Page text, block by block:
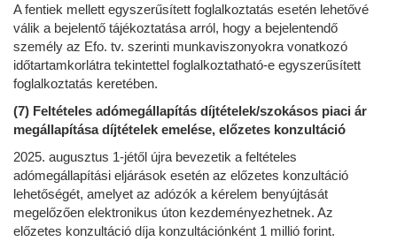
A fentiek mellett egyszerűsített foglalkoztatás esetén lehetővé
válik a bejelentő tájékoztatása arról, hogy a bejelentendő
személy az Efo. tv. szerinti munkaviszonyokra vonatkozó
időtartamkorlátra tekintettel foglalkoztatható-e egyszerűsített
foglalkoztatás keretében.
(7) Feltételes adómegállapítás díjtételek/szokásos piaci ár
megállapítása díjtételek emelése, előzetes konzultáció
2025. augusztus 1-jétől újra bevezetik a feltételes
adómegállapítási eljárások esetén az előzetes konzultáció
lehetőségét, amelyet az adózók a kérelem benyújtását
megelőzően elektronikus úton kezdeményezhetnek. Az
előzetes konzultáció díja konzultációnként 1 millió forint.